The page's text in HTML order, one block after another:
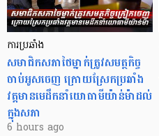
ការប្រឆាំង
សមាជិកសភាថៃម្នាក់ត្រូវសមត្ថកិច្ច
ចាប់អូសចេញ ក្រោយស្រែកប្រឆាំង
វត្តមានមេដឹកនាំយោធាមីយ៉ាន់ម៉ាដល់
ក្នុងសភា
6 hours ago